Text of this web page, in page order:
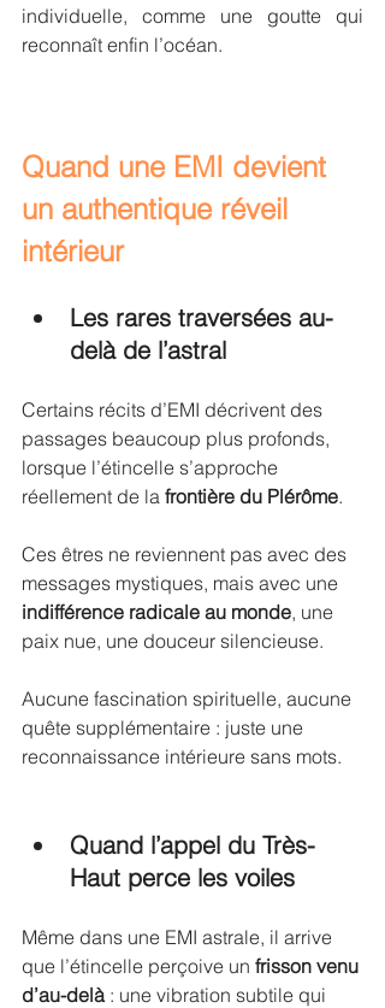
individuelle, comme une goutte qui
reconnaît enfin l’océan.
Quand une EMI devient
un authentique réveil
intérieur
Les rares traversées au-
delà de l’astral
Certains récits d’EMI décrivent des
passages beaucoup plus profonds,
lorsque l’étincelle s’approche
réellement de la frontière du Plérôme.
Ces êtres ne reviennent pas avec des
messages mystiques, mais avec une
indifférence radicale au monde, une
paix nue, une douceur silencieuse.
Aucune fascination spirituelle, aucune
quête supplémentaire : juste une
reconnaissance intérieure sans mots.
Quand l’appel du Très-
Haut perce les voiles
Même dans une EMI astrale, il arrive
que l’étincelle perçoive un frisson venu
d’au-delà : une vibration subtile qui